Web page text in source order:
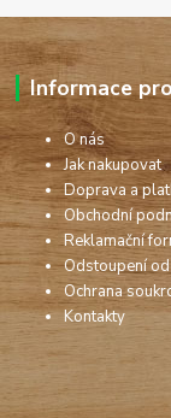
Informace
O nás
Jak nakupovat
Doprava a
Obchodní
Reklamační
Odstoupení
Ochrana
Kontakty